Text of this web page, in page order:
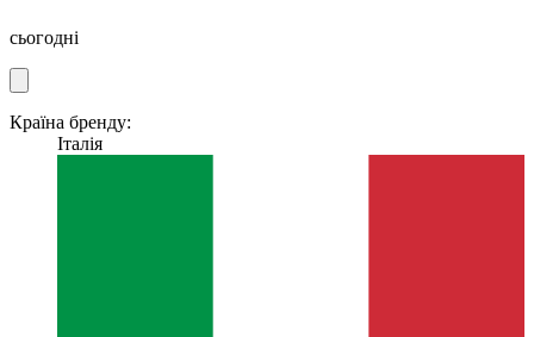
сьогодні
Країна бренду:
Італія